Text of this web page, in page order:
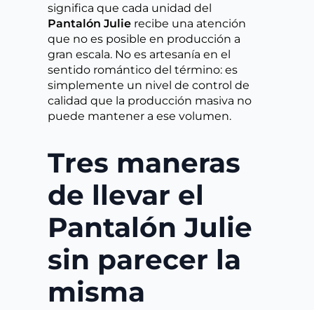
significa que cada unidad del
Pantalón Julie recibe una atención
que no es posible en producción a
gran escala. No es artesanía en el
sentido romántico del término: es
simplemente un nivel de control de
calidad que la producción masiva no
puede mantener a ese volumen.
Tres maneras
de llevar el
Pantalón Julie
sin parecer la
misma